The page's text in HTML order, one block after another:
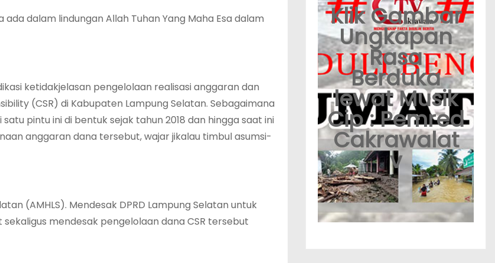
dalam lindungan Allah Tuhan Yang Maha Esa dalam
ketidakjelasan pengelolaan realisasi anggaran dan
(CSR) di Kabupaten Lampung Selatan. Sebagaimana
pintu ini di bentuk sejak tahun 2018 dan hingga saat ini
anggaran dana tersebut, wajar jikalau timbul asumsi-
(AMHLS). Mendesak DPRD Lampung Selatan untuk
mendesak pengelolaan dana CSR tersebut
Klik Gambar
Ungkapan
Rasa
Berduka
lewat Musik
Cip : Pemred
Cakrawalat
v